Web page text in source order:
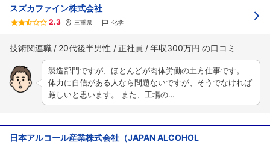
スズカファイン株式会社
2.3 三重県 化学
技術関連職 20代後半男性 正社員 年収300万円
製造部門ですが、ほとんどが肉体労働の土方仕事です。
体力に自信がある人なら問題ないですが、そうでなければ
厳しいと思います。 また、工場の…
日本アルコール産業株式会社（JAPAN ALCOHOL